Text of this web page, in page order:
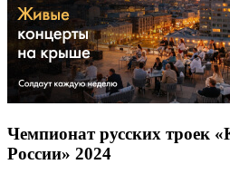
Чемпионат русских троек
России» 2024